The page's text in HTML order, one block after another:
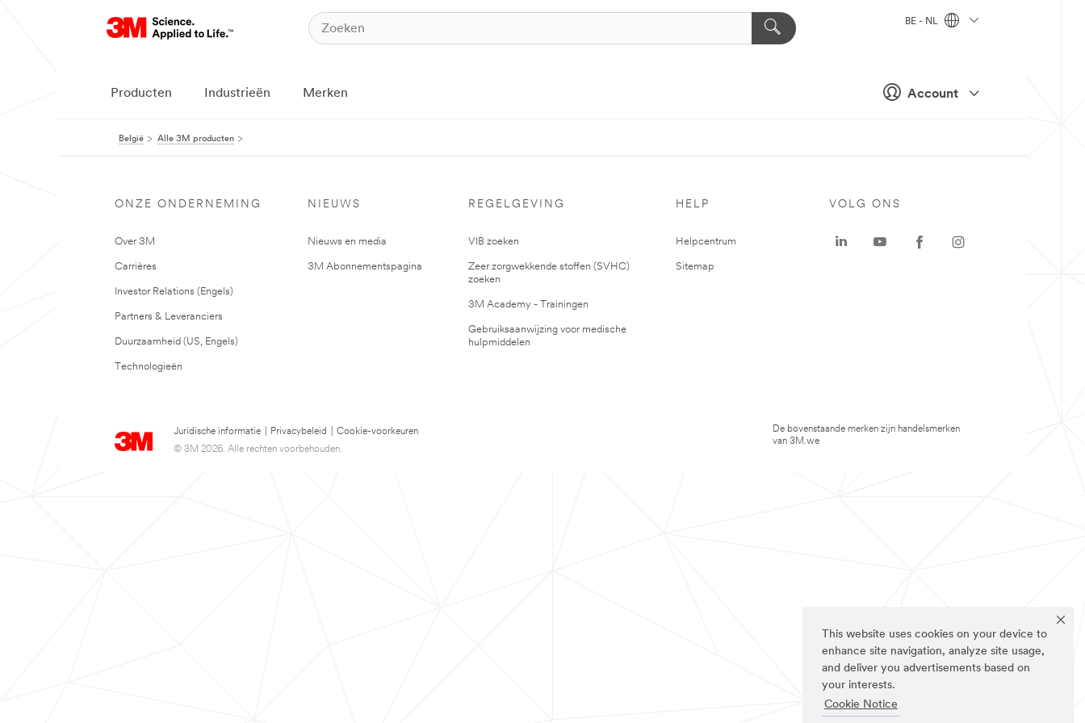
This website uses cookies on your device to
enhance site navigation, analyze site usage,
and deliver you advertisements based on
your interests.
Cookie Notice
Account
BE - NL
Producten Industrieën Merken
België Alle 3M producten
ONZE ONDERNEMING
Over 3M
Carrières
Investor Relations (Engels)
Partners & Leveranciers
Duurzaamheid (US, Engels)
Technologieën
NIEUWS
Nieuws en media
3M Abonnementspagina
REGELGEVING
VIB zoeken
Zeer zorgwekkende stoffen (SVHC)
zoeken
3M Academy - Trainingen
Gebruiksaanwijzing voor medische
hulpmiddelen
HELP
Helpcentrum
Sitemap
Juridische informatie Privacybeleid
Cookie-voorkeuren
© 3M 2026. Alle rechten voorbehouden.
VOLG ONS
De bovenstaande merken zijn handelsmerken
van 3M.we